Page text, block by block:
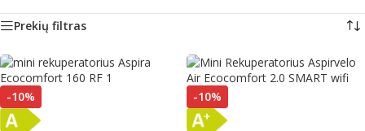
Prekių filtras
-10% -10%